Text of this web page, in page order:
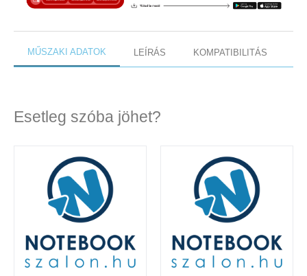
MŰSZAKI ADATOK LEÍRÁS KOMPATIBILITÁS
Esetleg szóba jöhet?